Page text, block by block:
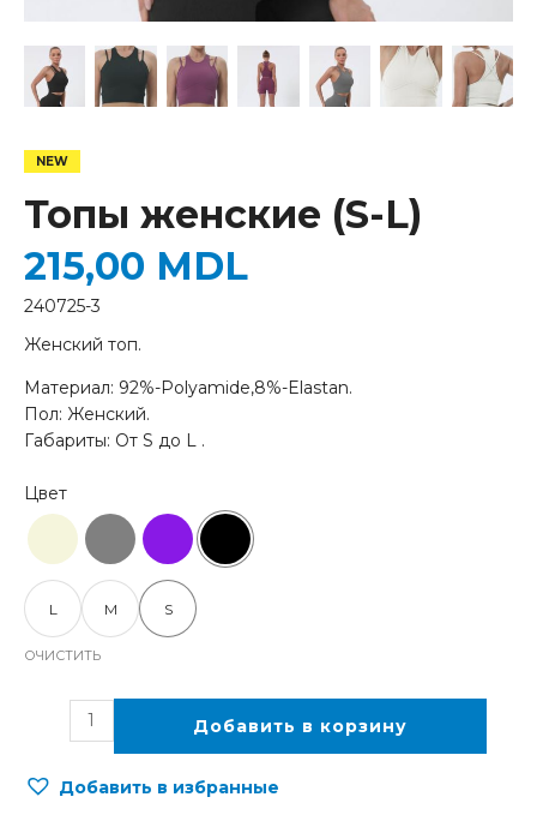
Топы женские (S-L)
Женский топ.
Материал: 92%-Polyamide,8%-Elastan.
Пол: Женский.
Габариты: От S до L .
215,00 MDL
L M S
ОЧИСТИТЬ
Добавить в корзину
Добавить в избранные
240725-3